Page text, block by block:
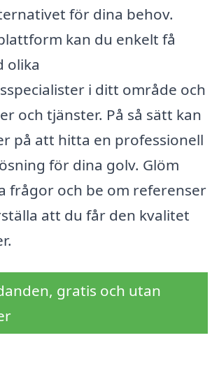
för dina behov.
kan du enkelt få
olika
i ditt område och
och tjänster. På så sätt kan
på att hitta en professionell
för dina golv. Glöm
frågor och be om referenser
att du får den kvalitet
gratis och utan